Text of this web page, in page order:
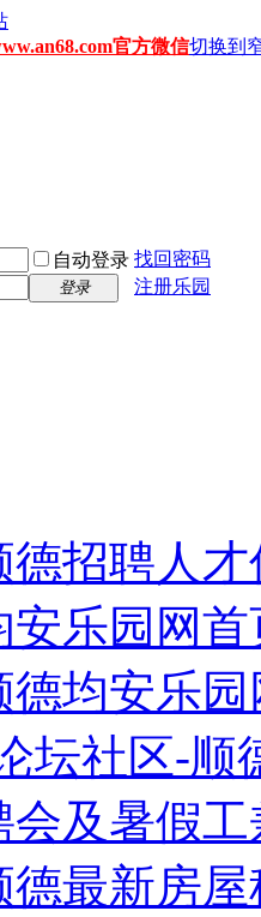
官方微信切换到
自动登录 找回密码
登录 注册乐园
德招聘人
安乐园网首
德均安乐
坛社区-
会及暑假
德最新房